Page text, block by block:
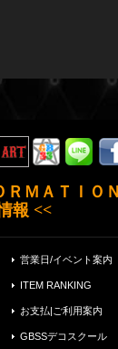
ＲＭＡＴＩＯＮ
報 <<
営業日/イベント案内
ITEM RANKING
お支払|ご利用案内
GBSSデコスクール